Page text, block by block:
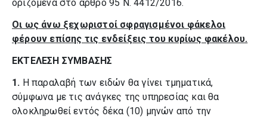
οριζόμενα στο άρθρο 95 Ν. 4412/2016.
Οι ως άνω ξεχωριστοί σφραγισμένοι φάκελοι
φέρουν επίσης τις ενδείξεις του κυρίως φακέλου.
ΕΚΤΕΛΕΣΗ ΣΥΜΒΑΣΗΣ
1. Η παραλαβή των ειδών θα γίνει τμηματικά,
σύμφωνα με τις ανάγκες της υπηρεσίας και θα
ολοκληρωθεί εντός δέκα (10) μηνών από την